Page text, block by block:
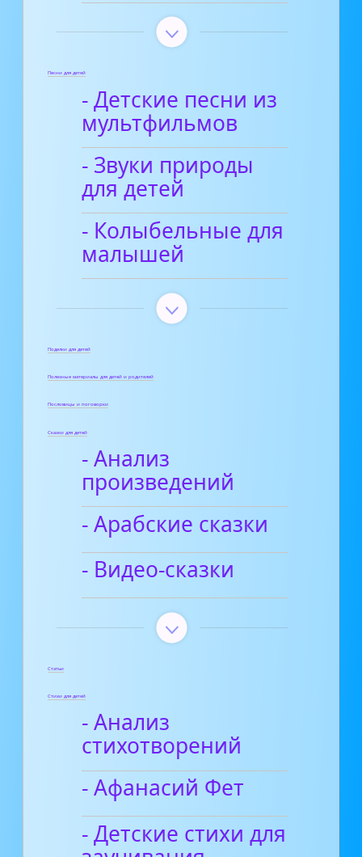
Песни для детей
- Детские песни из
мультфильмов
- Звуки природы
для детей
- Колыбельные для
малышей
Поделки для детей
Полезные материалы для детей и родителей
Пословицы и поговорки
Сказки для детей
- Анализ
произведений
- Арабские сказки
- Видео-сказки
Статьи
Стихи для детей
- Анализ
стихотворений
- Афанасий Фет
- Детские стихи для